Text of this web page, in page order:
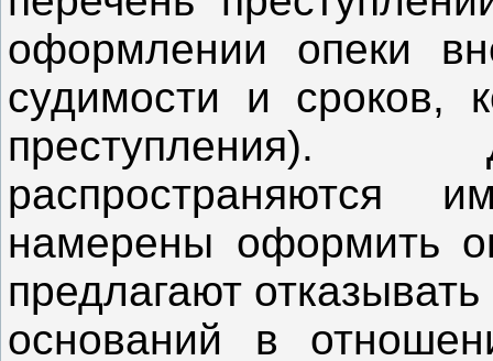
оформлении опеки
судимости и сроков,
преступления).
намерены оформить
предлагают
оснований в